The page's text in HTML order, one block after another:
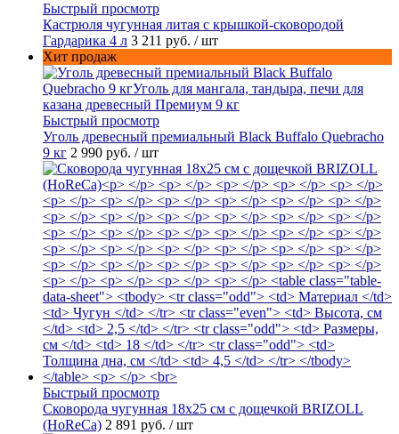
Быстрый просмотр
Кастрюля чугунная литая с крышкой-сковородой
Гардарика 4 л 3 211 руб. / шт
Хит продаж
Быстрый просмотр
Уголь древесный премиальный Black Buffalo Quebracho
9 кг 2 990 руб. / шт
Быстрый просмотр
Сковорода чугунная 18х25 см с дощечкой BRIZOLL
(HoReCa) 2 891 руб. / шт